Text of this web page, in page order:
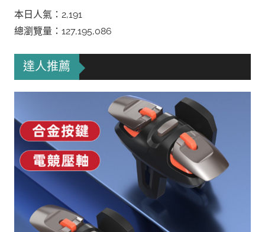
本日人氣：2,191
總瀏覽量：127,195,086
達人推薦